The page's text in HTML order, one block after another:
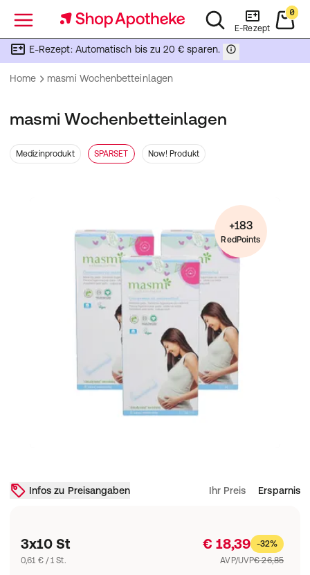
Menü E-Rezept
0
E-Rezept: Automatisch bis zu 20 € sparen.
Home masmi Wochenbetteinlagen
masmi Wochenbetteinlagen
Medizinprodukt SPARSET Now! Produkt
+183
RedPoints
Infos zu Preisangaben Ihr Preis Ersparnis
3x10 St
0,61 € / 1 St.
€ 18,39
-32%
AVP/UVP€ 26,85